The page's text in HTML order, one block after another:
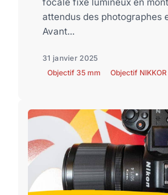
attendus des photographes
Avant...
31 janvier 2025
Objectif 35 mm
Objectif NIKKOR